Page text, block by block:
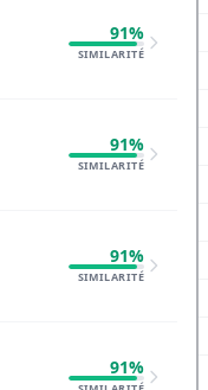
91%
SIMILARITÉ
91%
SIMILARITÉ
91%
SIMILARITÉ
91%